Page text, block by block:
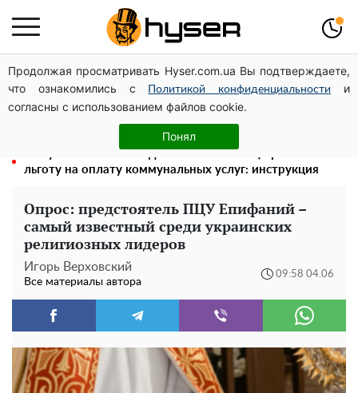
Продолжая просматривать Hyser.com.ua Вы подтверждаете,
что ознакомились с
Политикой конфиденциальности
и
согласны с использованием файлов cookie.
Понял
Голая Елена Тополя в интересных позах заставила
отвисать челюсти: слив видео – было только началом
Полностью голая Анна Тринчер блеснула
"прелестями": таких размеров вы еще не видели
льготу на оплату коммунальных услуг: инструкция
Опрос: предстоятель ПЦУ Епифаний –
самый известный среди украинских
религиозных лидеров
Игорь Верховский
Все материалы автора
09:58 04.06